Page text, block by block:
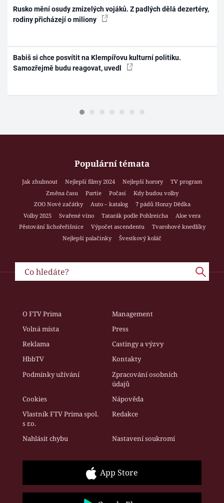
Rusko mění osudy zmizelých vojáků. Z padlých dělá dezertéry,
rodiny přicházejí o miliony
Babiš si chce posvítit na Klempířovu kulturní politiku.
Samozřejmě budu reagovat, uvedl
Populární témata
Jak zhubnout Nejlepší filmy 2024 Nejlepší horory
TV program
Změna času
Partie Počasí
Kdy budou volby
ZOO Nové začátky
Auto – katalog
7 pádů Honzy Dědka
Volby 2025
Svařené víno Tatarák podle Pohlreicha
Aloe vera
Pěstování lichořeřišnice
Výpočet ascendentu
Tvarohové knedlíky
Nejlepší palačinky
Švestkový koláč
O FTV Prima
Management
Volná místa
Press
Reklama
Castingy a výzvy
HbbTV
Kontakty
Podmínky užívání
Zpracování osobních
údajů
Cookies
Nápověda
Vlastník FTV Prima spol.
s r.o.
Redakce
Nahlásit chybu Nastavení soukromí
App Store